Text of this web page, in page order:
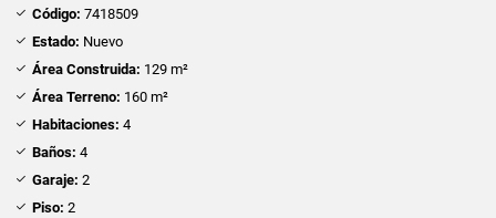
Código: 7418509
Estado: Nuevo
Área Construida: 129 m²
Área Terreno: 160 m²
Habitaciones: 4
Baños: 4
Garaje: 2
Piso: 2